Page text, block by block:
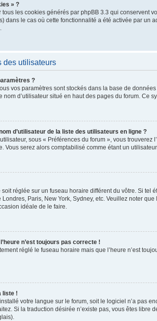
» ?
tous les cookies générés par phpBB 3.3 qui conservent
dans le cas où cette fonctionnalité a été activée par
des utilisateurs
?
vos paramètres sont stockés dans la base de
d’utilisateur situé en haut des pages du forum. Ce
d’utilisateur de la liste des utilisateurs en ligne ?
sous « Préférences du forum », vous
Vous serez alors comptabilisé comme étant un
soit réglée sur un fuseau horaire différent du vôtre. Si
Paris, New York, Sydney, etc. Veuillez noter
idéale de le faire.
n’est toujours pas correcte !
réglé le fuseau horaire mais que l’heure n’est
liste !
votre langue sur le forum, soit le logiciel n’a pas
Si la traduction désirée n’existe pas, vous êtes